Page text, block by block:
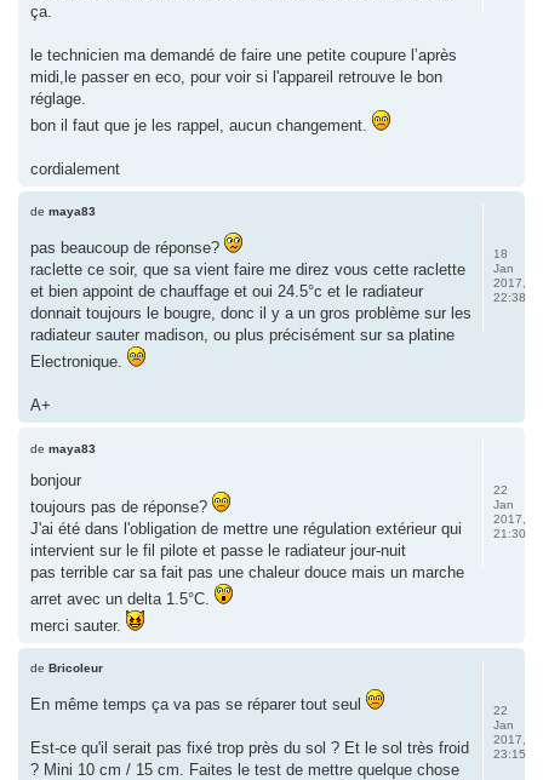
ça.
le technicien ma demandé de faire une petite coupure l’après
midi,le passer en eco, pour voir si l'appareil retrouve le bon
réglage.
bon il faut que je les rappel, aucun changement.
cordialement
de maya83
pas beaucoup de réponse?
raclette ce soir, que sa vient faire me direz vous cette raclette
et bien appoint de chauffage et oui 24.5°c et le radiateur
donnait toujours le bougre, donc il y a un gros problème sur les
radiateur sauter madison, ou plus précisément sur sa platine
Electronique.
A+
18
Jan
2017,
22:38
de maya83
bonjour
toujours pas de réponse?
J'ai été dans l'obligation de mettre une régulation extérieur qui
intervient sur le fil pilote et passe le radiateur jour-nuit
pas terrible car sa fait pas une chaleur douce mais un marche
arret avec un delta 1.5°C.
merci sauter.
22
Jan
2017,
21:30
de Bricoleur
En même temps ça va pas se réparer tout seul
Est-ce qu'il serait pas fixé trop près du sol ? Et le sol très froid
? Mini 10 cm / 15 cm. Faites le test de mettre quelque chose
22
Jan
2017,
23:15